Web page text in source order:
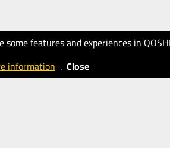
some features and experiences in
information . Close